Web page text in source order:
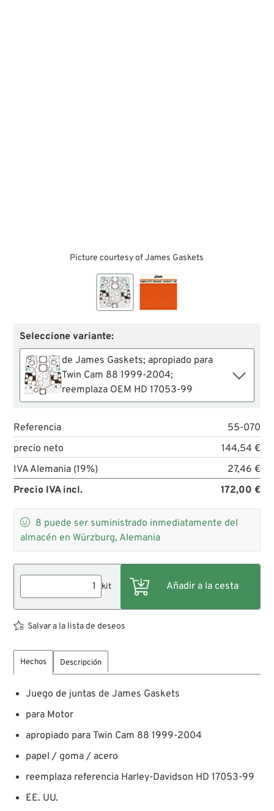
Picture courtesy of James Gaskets
Seleccione variante:
de James Gaskets; apropiado para
Twin Cam 88 1999-2004;
reemplaza OEM HD 17053-99
Referencia
55-070
precio neto
144,54 €
IVA Alemania (19%)
27,46 €
Precio IVA incl.
172,00 €
 8 puede ser suministrado inmediatamente del
almacén en Würzburg, Alemania
kit
Salvar a la lista de deseos
Hechos Descripción
Juego de juntas de James Gaskets
para Motor
apropiado para Twin Cam 88 1999-2004
papel / goma / acero
reemplaza referencia Harley-Davidson HD 17053-99
EE. UU.